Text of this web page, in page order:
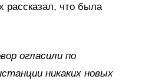
рассказал, что была
огласили по
никаких новых